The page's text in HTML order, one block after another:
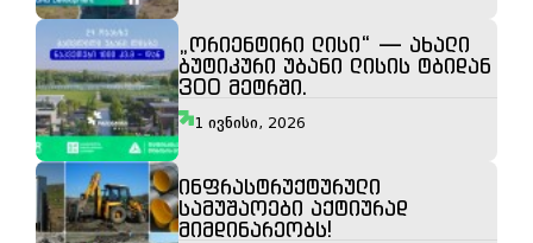
„ორიენტირი ლისი“ — ახალი
ბუტიკური უბანი ლისის ტბიდან
300 მეტრში.
1 ივნისი, 2026
ინფრასტრუქტურული
სამუშაოები აქტიურად
მიმდინარეობს!